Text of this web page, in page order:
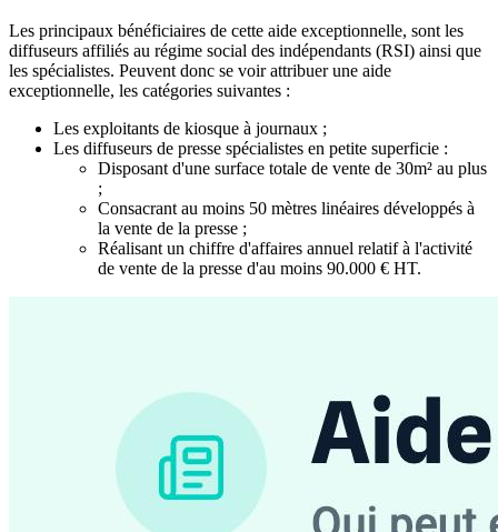
Les principaux bénéficiaires de cette aide exceptionnelle, sont les
diffuseurs affiliés au régime social des indépendants (RSI) ainsi que
les spécialistes. Peuvent donc se voir attribuer une aide
exceptionnelle, les catégories suivantes :
Les exploitants de kiosque à journaux ;
Les diffuseurs de presse spécialistes en petite superficie :
Disposant d'une surface totale de vente de 30m² au plus
;
Consacrant au moins 50 mètres linéaires développés à
la vente de la presse ;
Réalisant un chiffre d'affaires annuel relatif à l'activité
de vente de la presse d'au moins 90.000 € HT.